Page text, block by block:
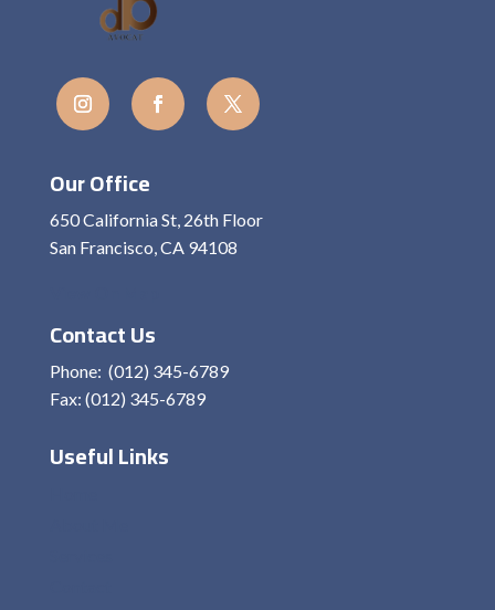
Our Office
650 California St, 26th Floor
San Francisco, CA 94108
Contact Us
Phone: (012) 345-6789
Fax: (012) 345-6789
Useful Links